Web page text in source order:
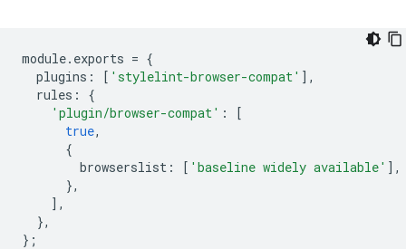
module. exports = {
plugins : [ 'stylelint-browser-compat' ],
rules :
{
'plugin/browser-compat' :
[
true,
{
browserslist : [ 'baseline widely available' ],
},
],
},
};